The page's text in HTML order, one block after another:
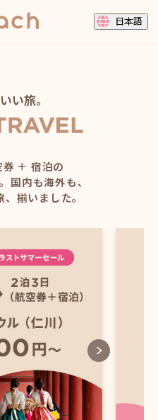
日本語
い旅。
＋ 宿泊の
国内も海外も、
揃いました。